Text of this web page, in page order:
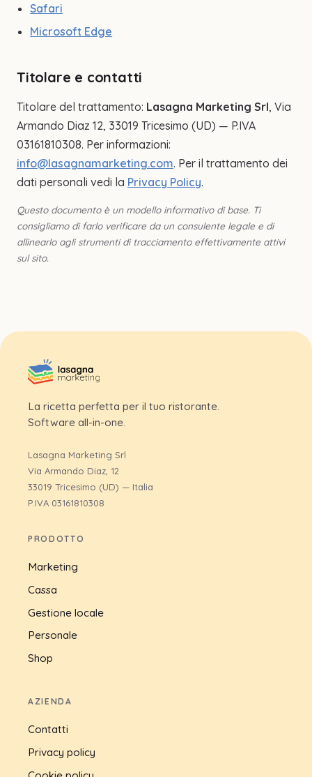
Safari
Microsoft Edge
Titolare e contatti
Titolare del trattamento: Lasagna Marketing Srl, Via
Armando Diaz 12, 33019 Tricesimo (UD) — P.IVA
03161810308. Per informazioni:
info@lasagnamarketing.com. Per il trattamento dei
dati personali vedi la Privacy Policy.
Questo documento è un modello informativo di base. Ti
consigliamo di farlo verificare da un consulente legale e di
allinearlo agli strumenti di tracciamento effettivamente attivi
sul sito.
La ricetta perfetta per il tuo ristorante.
Software all-in-one.
Lasagna Marketing Srl
Via Armando Diaz, 12
33019 Tricesimo (UD) — Italia
P.IVA 03161810308
PRODOTTO
Marketing
Cassa
Gestione locale
Personale
Shop
AZIENDA
Contatti
Privacy policy